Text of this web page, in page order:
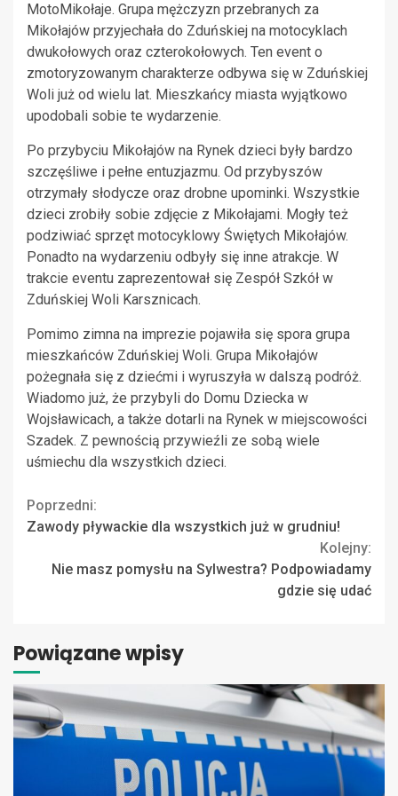
MotoMikołaje. Grupa mężczyzn przebranych za
Mikołajów przyjechała do Zduńskiej na motocyklach
dwukołowych oraz czterokołowych. Ten event o
zmotoryzowanym charakterze odbywa się w Zduńskiej
Woli już od wielu lat. Mieszkańcy miasta wyjątkowo
upodobali sobie te wydarzenie.
Po przybyciu Mikołajów na Rynek dzieci były bardzo
szczęśliwe i pełne entuzjazmu. Od przybyszów
otrzymały słodycze oraz drobne upominki. Wszystkie
dzieci zrobiły sobie zdjęcie z Mikołajami. Mogły też
podziwiać sprzęt motocyklowy Świętych Mikołajów.
Ponadto na wydarzeniu odbyły się inne atrakcje. W
trakcie eventu zaprezentował się Zespół Szkół w
Zduńskiej Woli Karsznicach.
Pomimo zimna na imprezie pojawiła się spora grupa
mieszkańców Zduńskiej Woli. Grupa Mikołajów
pożegnała się z dziećmi i wyruszyła w dalszą podróż.
Wiadomo już, że przybyli do Domu Dziecka w
Wojsławicach, a także dotarli na Rynek w miejscowości
Szadek. Z pewnością przywieźli ze sobą wiele
uśmiechu dla wszystkich dzieci.
Continue
Reading
Poprzedni:
Zawody pływackie dla wszystkich już w grudniu!
Kolejny:
Nie masz pomysłu na Sylwestra? Podpowiadamy
gdzie się udać
Powiązane wpisy